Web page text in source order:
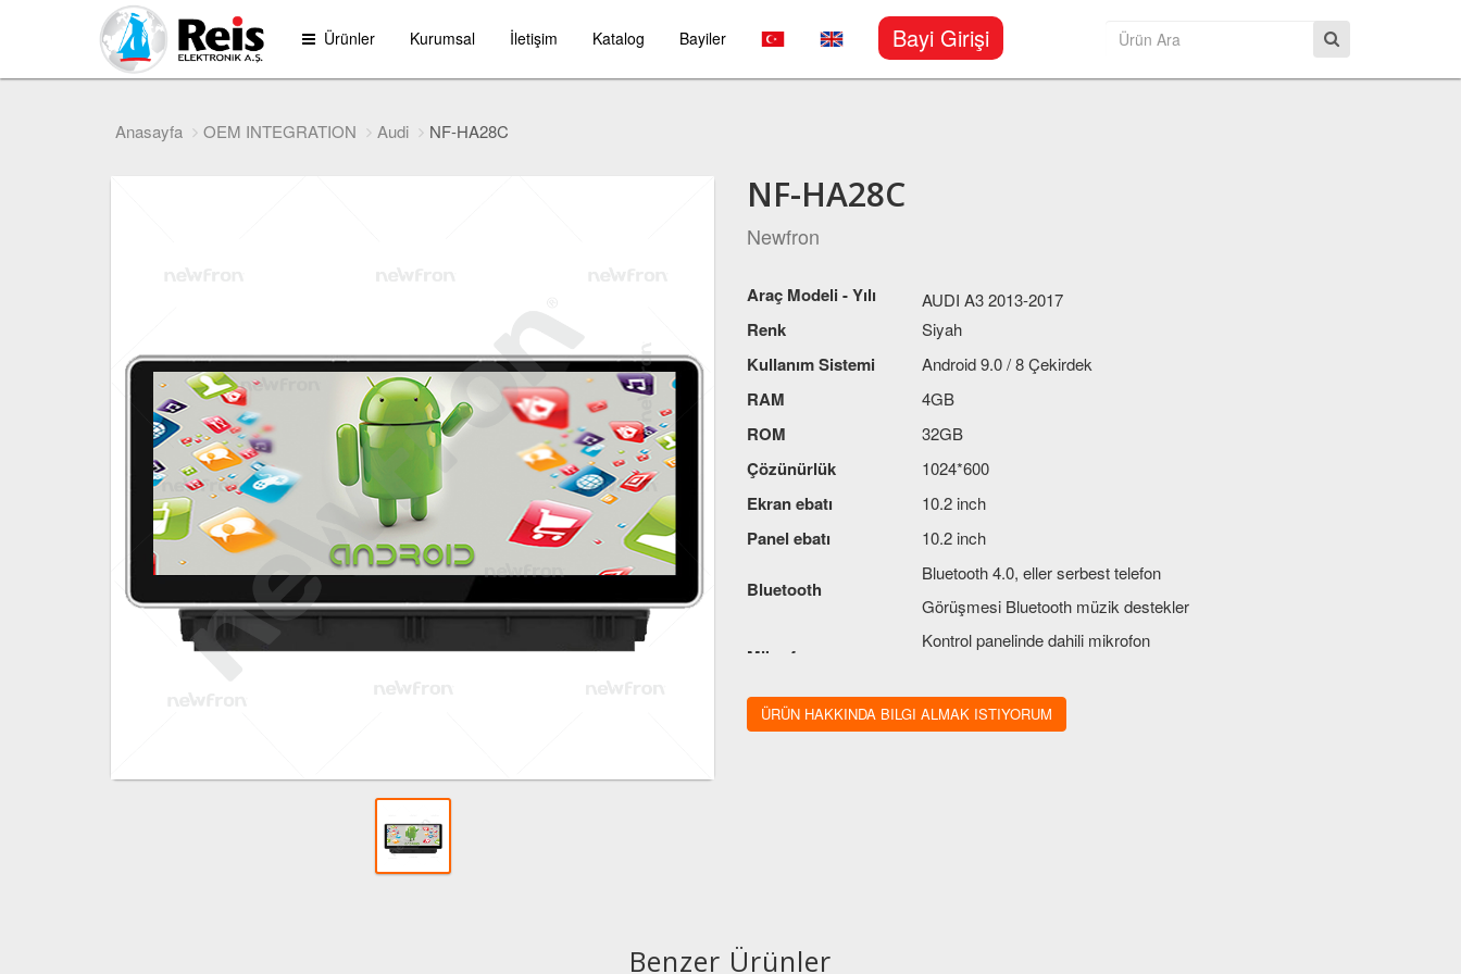
Ürünler Kurumsal İletişim Katalog Bayiler Bayi Girişi
Anasayfa OEM INTEGRATION Audi NF-HA28C
NF-HA28C
Newfron
Araç Modeli - Yılı AUDI A3 2013-2017
Renk Siyah
Kullanım Sistemi Android 9.0 / 8 Çekirdek
RAM 4GB
ROM 32GB
Çözünürlük 1024*600
Ekran ebatı 10.2 inch
Panel ebatı 10.2 inch
Bluetooth
Bluetooth 4.0, eller serbest telefon
Görüşmesi Bluetooth müzik destekler
Mikrofon
Kontrol panelinde dahili mikrofon
Ses çıkış gücü 4X41W
ÜRÜN HAKKINDA BILGI ALMAK ISTIYORUM
Benzer Ürünler